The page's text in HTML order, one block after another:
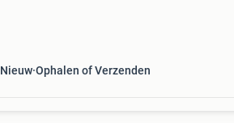
Nieuw Ophalen of Verzenden